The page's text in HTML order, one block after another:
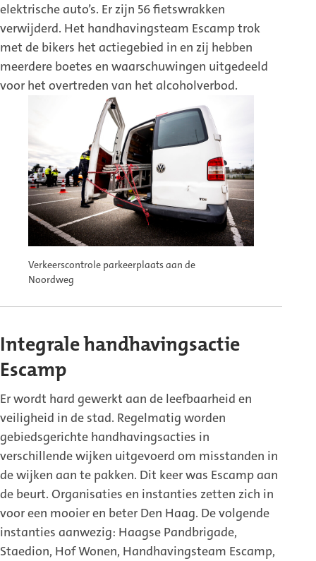
elektrische auto’s. Er zijn 56 fietswrakken
verwijderd. Het handhavingsteam Escamp trok
met de bikers het actiegebied in en zij hebben
meerdere boetes en waarschuwingen uitgedeeld
voor het overtreden van het alcoholverbod.
Verkeerscontrole parkeerplaats aan de
Noordweg
Integrale handhavingsactie
Escamp
Er wordt hard gewerkt aan de leefbaarheid en
veiligheid in de stad. Regelmatig worden
gebiedsgerichte handhavingsacties in
verschillende wijken uitgevoerd om misstanden in
de wijken aan te pakken. Dit keer was Escamp aan
de beurt. Organisaties en instanties zetten zich in
voor een mooier en beter Den Haag. De volgende
instanties aanwezig: Haagse Pandbrigade,
Staedion, Hof Wonen, Handhavingsteam Escamp,